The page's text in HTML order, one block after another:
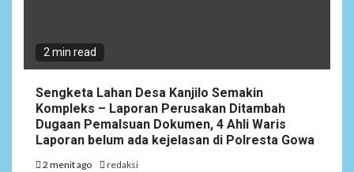
2 min read
Sengketa Lahan Desa Kanjilo Semakin
Kompleks – Laporan Perusakan Ditambah
Dugaan Pemalsuan Dokumen, 4 Ahli Waris
Laporan belum ada kejelasan di Polresta Gowa
2 menit ago redaksi